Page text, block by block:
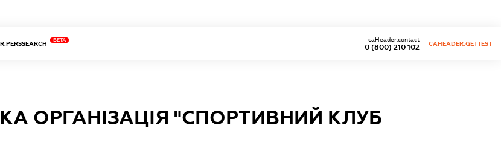
BETA
0 (800) 210 102
caHeader.contact
CAHEADER.GETTEST
ОРГАНІЗАЦІЯ "СПОРТИВНИЙ КЛУБ